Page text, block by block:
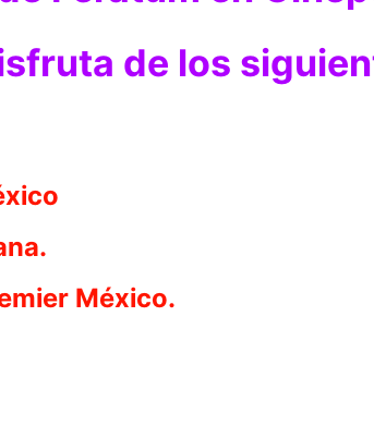
de los
México.